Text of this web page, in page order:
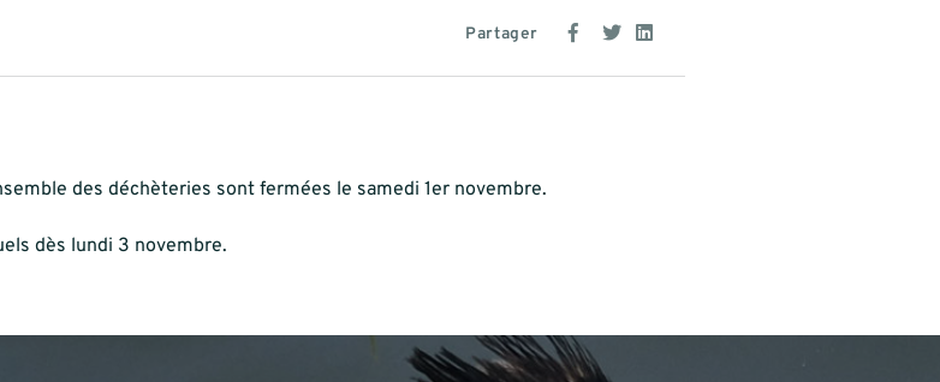
Partager
des déchèteries sont fermées le samedi 1er novembre.
dès lundi 3 novembre.